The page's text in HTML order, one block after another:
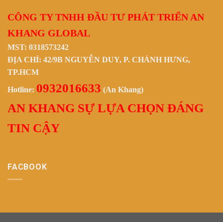
CÔNG TY TNHH ĐẦU TƯ PHÁT TRIỂN AN
KHANG GLOBAL
MST: 0318573242
ĐỊA CHỈ: 42/9B NGUYỄN DUY, P. CHÁNH HƯNG,
TP.HCM
Hotline: 0932016633 (An Khang)
AN KHANG SỰ LỰA CHỌN ĐÁNG
TIN CẬY
FACBOOK